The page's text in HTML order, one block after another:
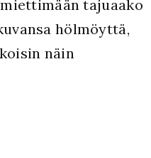
tajuaako
hölmöyttä,
näin